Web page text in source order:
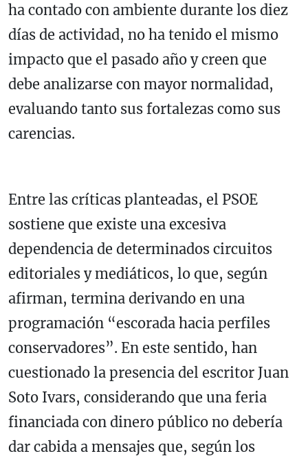
ha contado con ambiente durante los diez
días de actividad, no ha tenido el mismo
impacto que el pasado año y creen que
debe analizarse con mayor normalidad,
evaluando tanto sus fortalezas como sus
carencias.
Entre las críticas planteadas, el PSOE
sostiene que existe una excesiva
dependencia de determinados circuitos
editoriales y mediáticos, lo que, según
afirman, termina derivando en una
programación “escorada hacia perfiles
conservadores”. En este sentido, han
cuestionado la presencia del escritor Juan
Soto Ivars, considerando que una feria
financiada con dinero público no debería
dar cabida a mensajes que, según los